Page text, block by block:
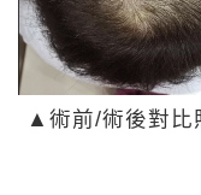
▲術前/術後對比